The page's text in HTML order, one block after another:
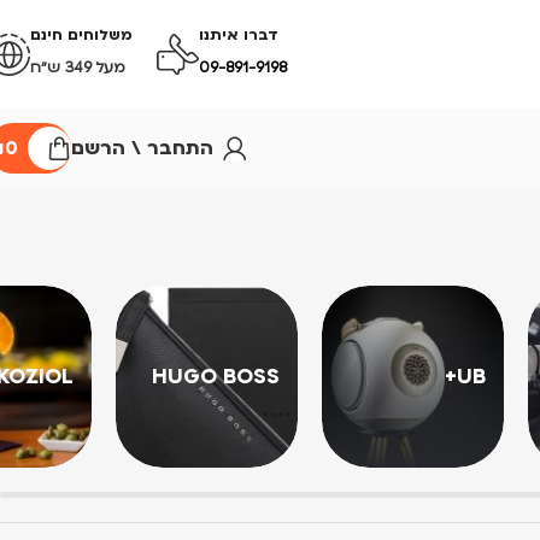
דברו איתנו
09-891-9198
משלוחים חינם
מעל 349 ש״ח
התחבר \ הרשם 0
UB+
HUGO BOSS